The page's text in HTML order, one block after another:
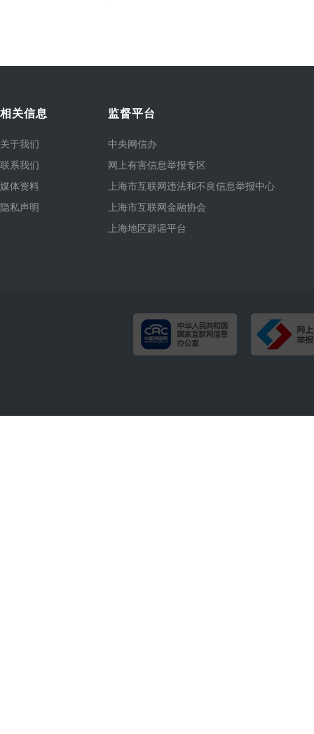
相关信息
关于我们
联系我们
媒体资料
隐私声明
监督平台
中央网信办
网上有害信息举报专区
上海市互联网违法和不良信息举报中心
上海市互联网金融协会
上海地区辟谣平台